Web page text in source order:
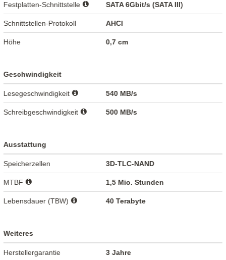
Festplatten-Schnittstelle SATA 6Gbit/s (SATA III)
Schnittstellen-Protokoll AHCI
Höhe 0,7 cm
Geschwindigkeit
Lesegeschwindigkeit 540 MB/s
Schreibgeschwindigkeit 500 MB/s
Ausstattung
Speicherzellen 3D-TLC-NAND
MTBF 1,5 Mio. Stunden
Lebensdauer (TBW) 40 Terabyte
Weiteres
Herstellergarantie 3 Jahre